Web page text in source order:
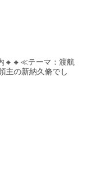
🔸🔸≪テーマ：渡航
主の新納久脩でし